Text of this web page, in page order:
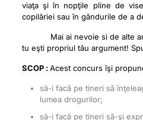
viaţa şi în nopţile pline de
copilăriei sau în gândurile de a
Mai ai nevoie si de alte
tu eşti propriul tău argument!
SCOP :Acest concurs îşi
să-i facă pe tineri să
lumea drogurilor;
să-i facă pe tineri să-şi